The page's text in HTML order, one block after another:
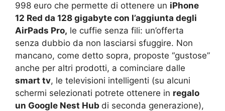
998 euro che permette di ottenere un iPhone
12 Red da 128 gigabyte con l’aggiunta degli
AirPads Pro, le cuffie senza fili: un’offerta
senza dubbio da non lasciarsi sfuggire. Non
mancano, come detto sopra, proposte “gustose”
anche per altri prodotti, a cominciare dalle
smart tv, le televisioni intelligenti (su alcuni
schermi selezionati potrete ottenere in regalo
un Google Nest Hub di seconda generazione),